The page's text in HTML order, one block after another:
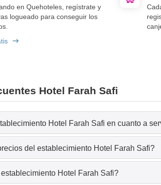
en Quehoteles, regístrate y
logueado para conseguir los
Hotel Farah Safi
Hotel Farah Safi en cuanto a
del establecimiento Hotel Farah Safi?
Hotel Farah Safi?